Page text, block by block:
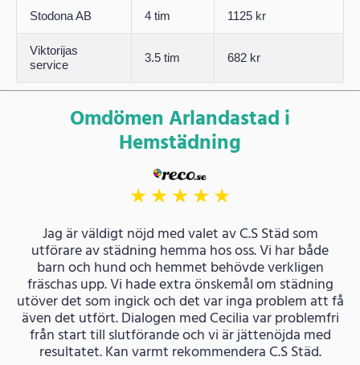
Stodona AB 4 tim 1125 kr
Viktorijas
service
3.5 tim 682 kr
Omdömen Arlandastad i
Hemstädning
★★★★★
Jag är väldigt nöjd med valet av C.S Städ som
utförare av städning hemma hos oss. Vi har både
barn och hund och hemmet behövde verkligen
fräschas upp. Vi hade extra önskemål om städning
utöver det som ingick och det var inga problem att få
även det utfört. Dialogen med Cecilia var problemfri
från start till slutförande och vi är jättenöjda med
resultatet. Kan varmt rekommendera C.S Städ.